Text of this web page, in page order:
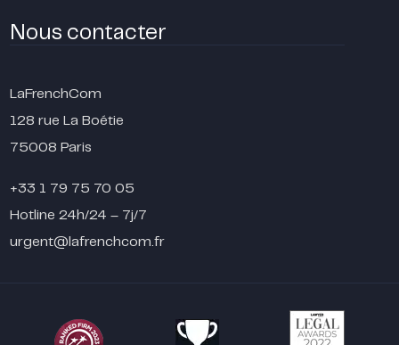
Nous contacter
LaFrenchCom
128 rue La Boétie
75008 Paris
+33 1 79 75 70 05
Hotline 24h/24 – 7j/7
urgent@lafrenchcom.fr